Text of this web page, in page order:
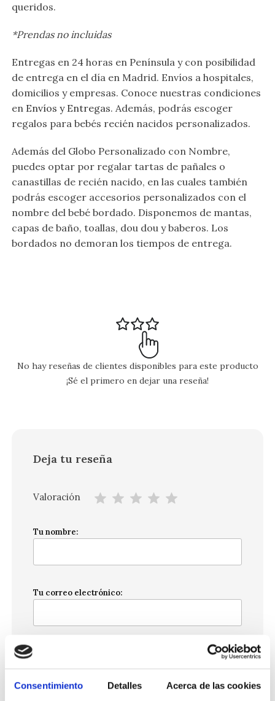
Consentimiento Detalles Acerca de las cookies
queridos.
*Prendas no incluidas
Entregas en 24 horas en Península y con posibilidad
de entrega en el día en Madrid. Envíos a hospitales,
domicilios y empresas. Conoce nuestras condiciones
en Envíos y Entregas. Además, podrás escoger
regalos para bebés recién nacidos personalizados.
Además del Globo Personalizado con Nombre,
puedes optar por regalar tartas de pañales o
canastillas de recién nacido, en las cuales también
podrás escoger accesorios personalizados con el
nombre del bebé bordado. Disponemos de mantas,
capas de baño, toallas, dou dou y baberos. Los
bordados no demoran los tiempos de entrega.
No hay reseñas de clientes disponibles para este producto
¡Sé el primero en dejar una reseña!
Deja tu reseña
Valoración
Tu nombre:
Tu correo electrónico: